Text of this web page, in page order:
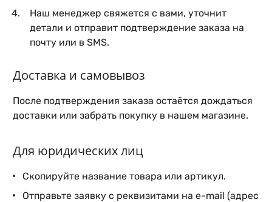
Наш менеджер свяжется с вами, уточнит
детали и отправит подтверждение заказа на
почту или в SMS.
Доставка и самовывоз
После подтверждения заказа остаётся дождаться
доставки или забрать покупку в нашем магазине.
Для юридических лиц
Скопируйте название товара или артикул.
Отправьте заявку с реквизитами на e-mail (адрес